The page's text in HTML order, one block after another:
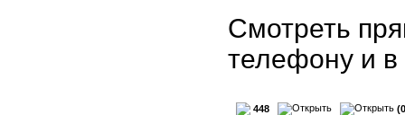
Смотреть
телефону и
448